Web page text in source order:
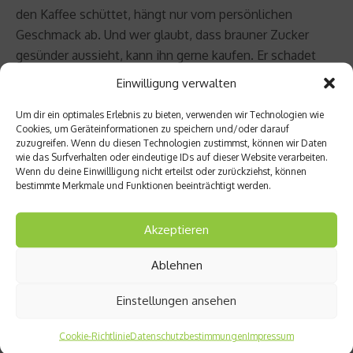
Einwilligung verwalten
Um dir ein optimales Erlebnis zu bieten, verwenden wir Technologien wie
Cookies, um Geräteinformationen zu speichern und/oder darauf
zuzugreifen. Wenn du diesen Technologien zustimmst, können wir Daten
wie das Surfverhalten oder eindeutige IDs auf dieser Website verarbeiten.
Wenn du deine Einwillligung nicht erteilst oder zurückziehst, können
bestimmte Merkmale und Funktionen beeinträchtigt werden.
Akzeptieren
Ablehnen
Einstellungen ansehen
Cookie-RichtlinieDatenschutzbestimmungenImpressum
den Kaffee schüttet, hängt nur vom persönlichen
Geschmack ab. Und wer glaubt, dass brauner Zucker
gesünder aussieht, kann ihn gerne kaufen. Er schadet
zumindest nicht mehr als es weißer tut.
Christian Riedel
Beitrag teilen
110-m-
n-
Läufer
Schwa
Mount